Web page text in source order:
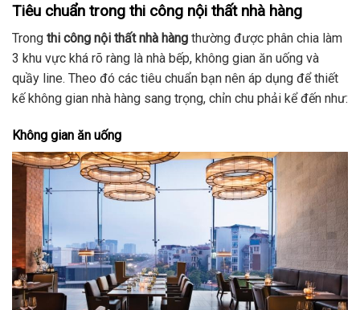
Tiêu chuẩn trong thi công nội thất nhà hàng
Trong thi công nội thất nhà hàng thường được phân chia làm
3 khu vực khá rõ ràng là nhà bếp, không gian ăn uống và
quầy line. Theo đó các tiêu chuẩn bạn nên áp dụng để thiết
kế không gian nhà hàng sang trọng, chỉn chu phải kể đến như:
Không gian ăn uống